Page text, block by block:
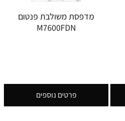
מדפסת משולבת פנטום
M7600FDN
פרטים נוספים